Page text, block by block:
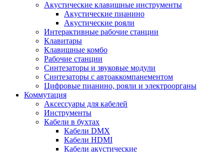
Акустические клавишные инструменты
Акустические пианино
Акустические рояли
Интерактивные рабочие станции
Клавитары
Клавишные комбо
Рабочие станции
Синтезаторы и звуковые модули
Синтезаторы с автоаккомпанементом
Цифровые пианино, рояли и электроорганы
Коммутация
Аксессуары для кабелей
Инструменты
Кабели в бухтах
Кабели DMX
Кабели HDMI
Кабели акустические